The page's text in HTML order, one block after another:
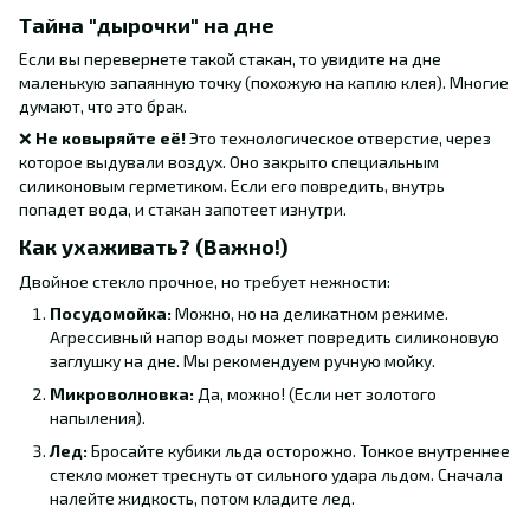
Тайна "дырочки" на дне
Если вы перевернете такой стакан, то увидите на дне
маленькую запаянную точку (похожую на каплю клея). Многие
думают, что это брак.
❌ Не ковыряйте её!Это технологическое отверстие, через
которое выдували воздух. Оно закрыто специальным
силиконовым герметиком. Если его повредить, внутрь
попадет вода, и стакан запотеет изнутри.
Как ухаживать? (Важно!)
Двойное стекло прочное, но требует нежности:
Посудомойка:Можно, но на деликатном режиме.
Агрессивный напор воды может повредить силиконовую
заглушку на дне. Мы рекомендуем ручную мойку.
Микроволновка: Да, можно! (Если нет золотого
напыления).
Лед:Бросайте кубики льда осторожно. Тонкое внутреннее
стекло может треснуть от сильного удара льдом. Сначала
налейте жидкость, потом кладите лед.